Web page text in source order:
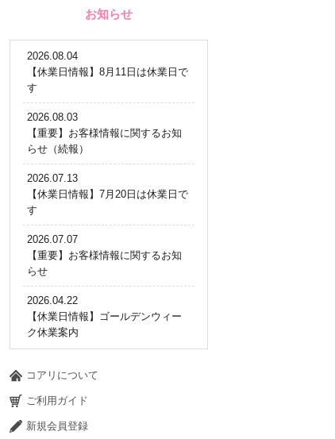
お知らせ
2026.08.04
【休業日情報】8月11日は休業日で
す
2026.08.03
【重要】お客様情報に関するお知
らせ（続報）
2026.07.13
【休業日情報】7月20日は休業日で
す
2026.07.07
【重要】お客様情報に関するお知
らせ
2026.04.22
【休業日情報】ゴールデンウィー
ク休業案内
コアリについて
ご利用ガイド
新規会員登録